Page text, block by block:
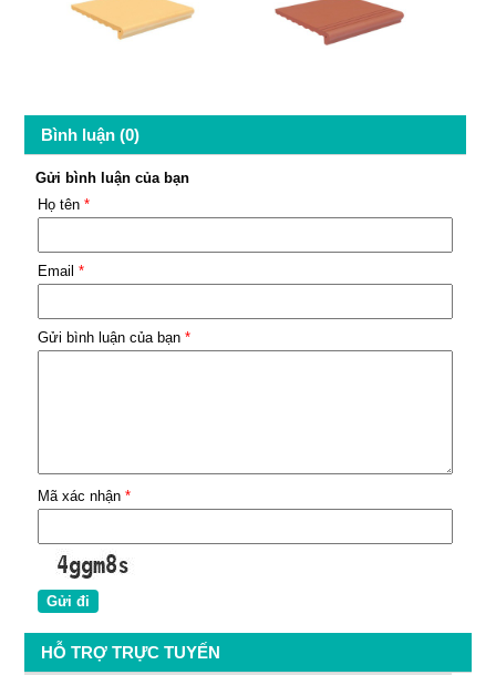
Bình luận (0)
Gửi bình luận của bạn
Họ tên *
Email *
Gửi bình luận của bạn *
Mã xác nhận *
HỖ TRỢ TRỰC TUYẾN